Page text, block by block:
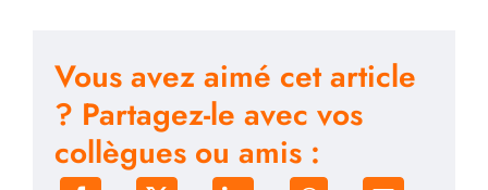
Vous avez aimé cet article
? Partagez-le avec vos
collègues ou amis :